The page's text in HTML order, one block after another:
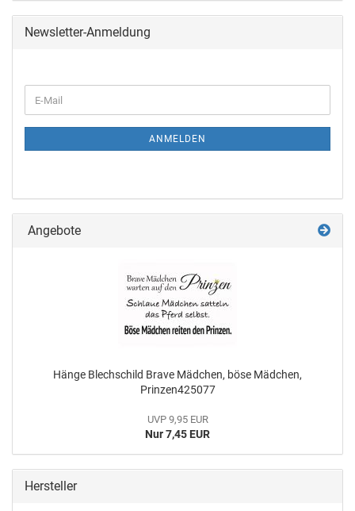
Newsletter-Anmeldung
ANMELDEN
Angebote
Hänge Blechschild Brave Mädchen, böse Mädchen,
Prinzen425077
UVP 9,95 EUR
Nur 7,45 EUR
Hersteller